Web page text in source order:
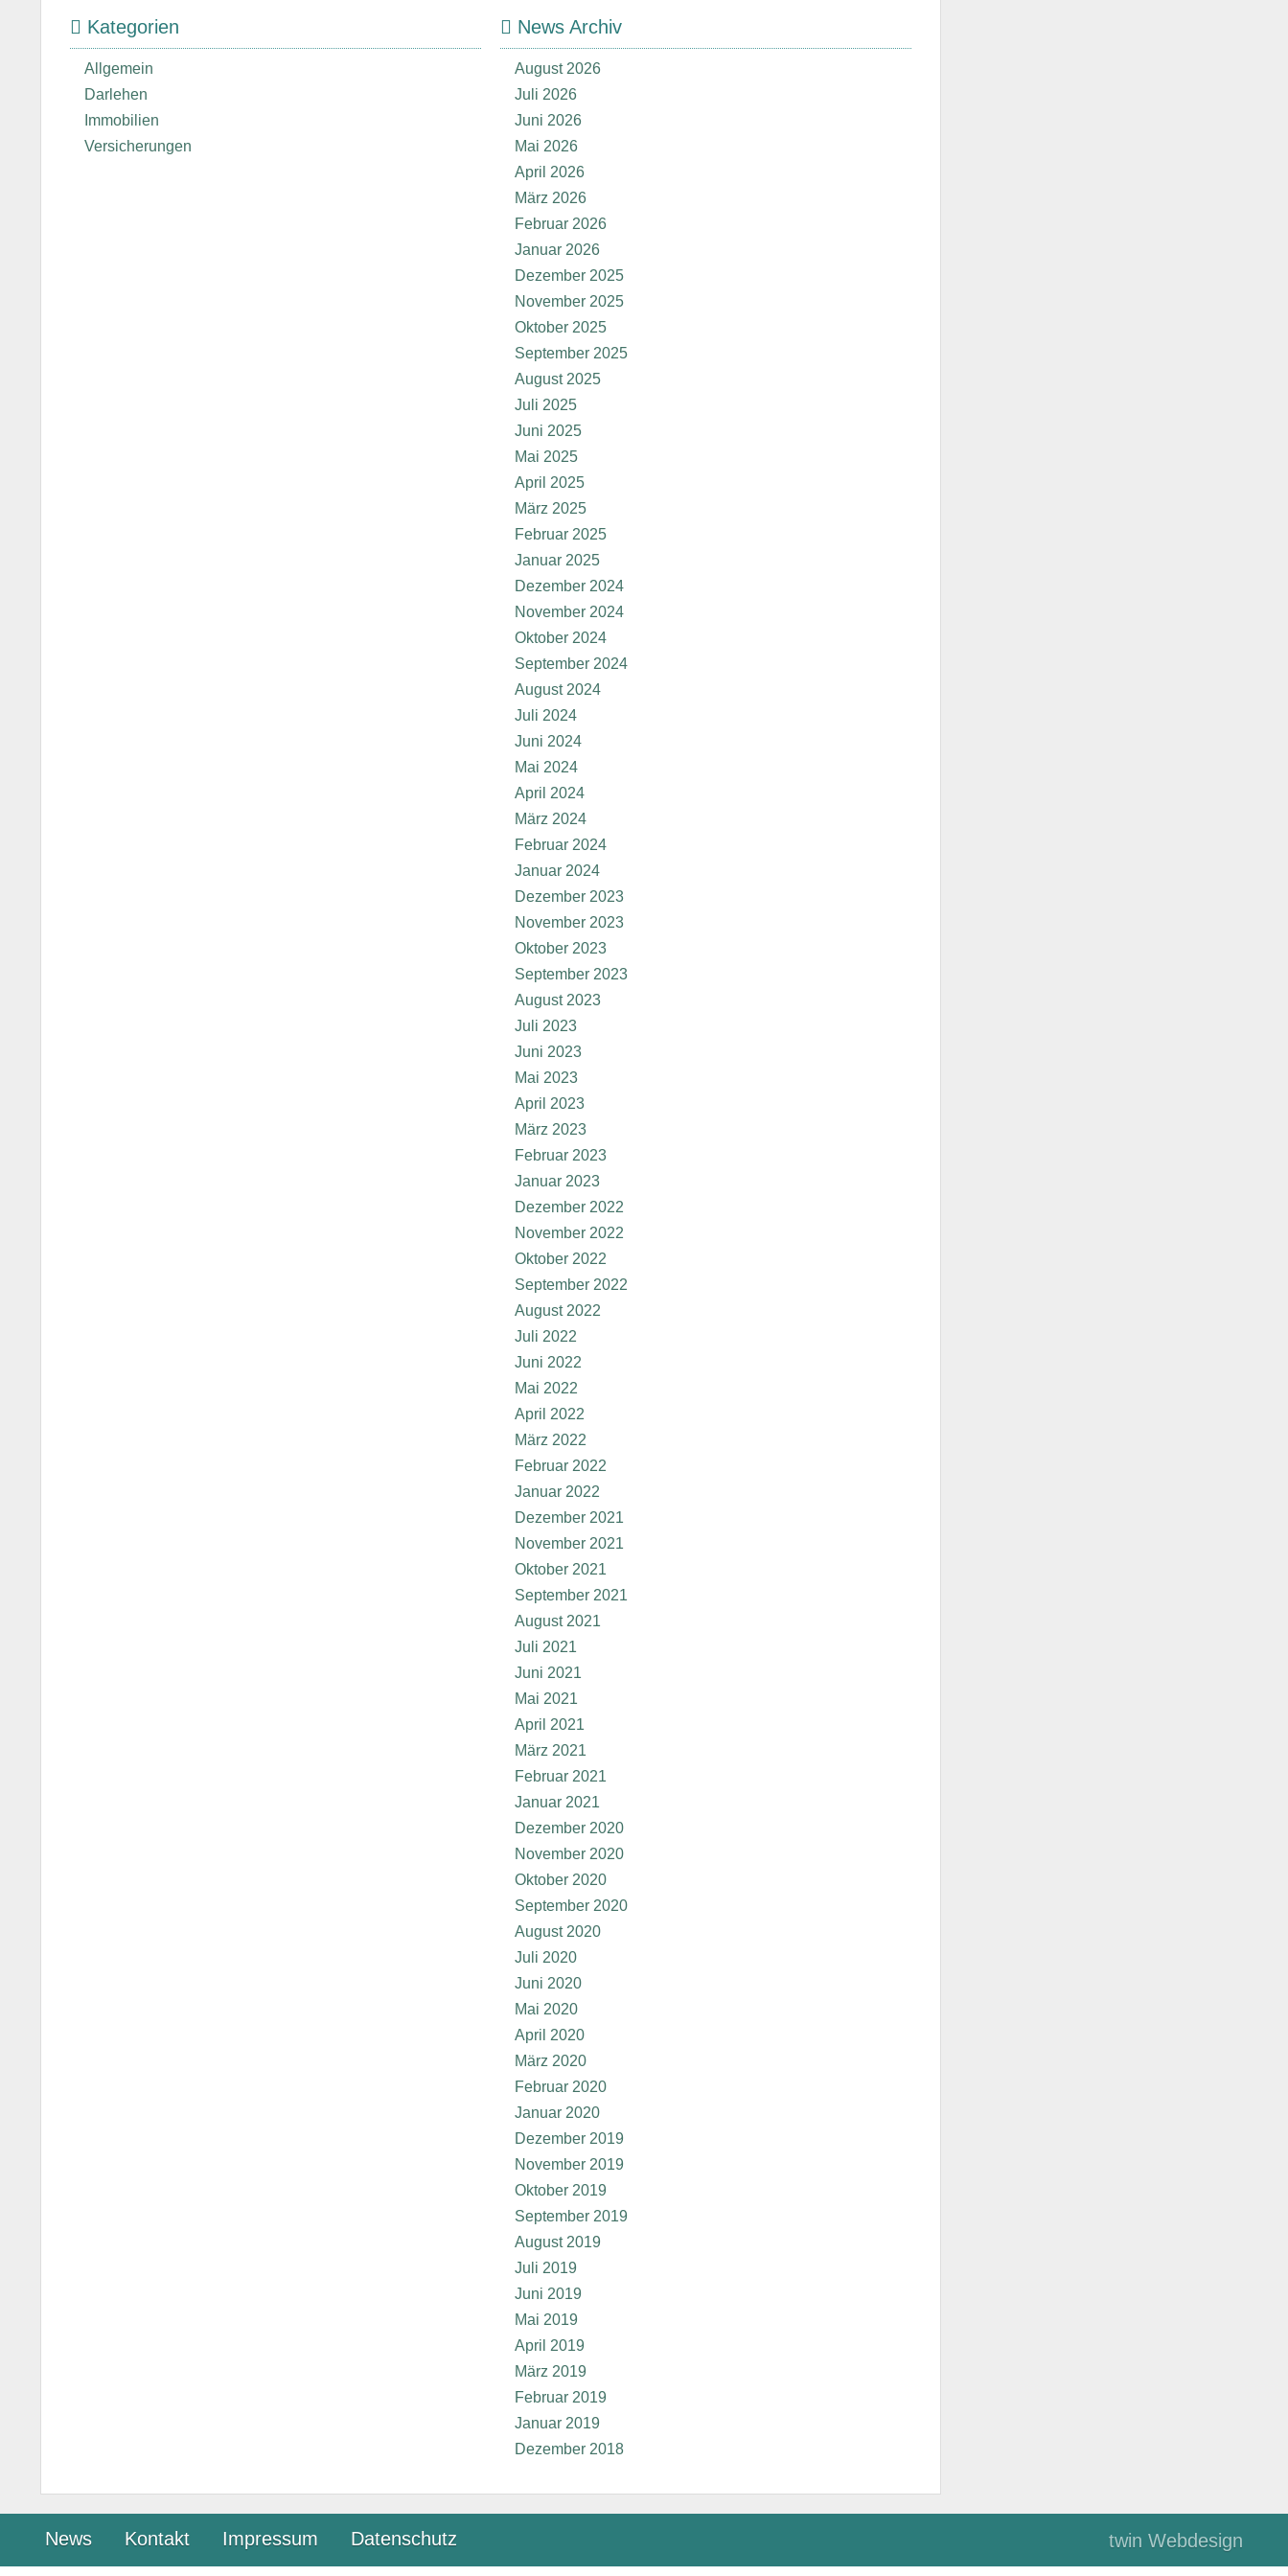
Kategorien
Allgemein
Darlehen
Immobilien
Versicherungen
News Archiv
August 2026
Juli 2026
Juni 2026
Mai 2026
April 2026
März 2026
Februar 2026
Januar 2026
Dezember 2025
November 2025
Oktober 2025
September 2025
August 2025
Juli 2025
Juni 2025
Mai 2025
April 2025
März 2025
Februar 2025
Januar 2025
Dezember 2024
November 2024
Oktober 2024
September 2024
August 2024
Juli 2024
Juni 2024
Mai 2024
April 2024
März 2024
Februar 2024
Januar 2024
Dezember 2023
November 2023
Oktober 2023
September 2023
August 2023
Juli 2023
Juni 2023
Mai 2023
April 2023
März 2023
Februar 2023
Januar 2023
Dezember 2022
November 2022
Oktober 2022
September 2022
August 2022
Juli 2022
Juni 2022
Mai 2022
April 2022
März 2022
Februar 2022
Januar 2022
Dezember 2021
November 2021
Oktober 2021
September 2021
August 2021
Juli 2021
Juni 2021
Mai 2021
April 2021
März 2021
Februar 2021
Januar 2021
Dezember 2020
November 2020
Oktober 2020
September 2020
August 2020
Juli 2020
Juni 2020
Mai 2020
April 2020
März 2020
Februar 2020
Januar 2020
Dezember 2019
November 2019
Oktober 2019
September 2019
August 2019
Juli 2019
Juni 2019
Mai 2019
April 2019
März 2019
Februar 2019
Januar 2019
Dezember 2018
News Kontakt Impressum Datenschutz twin Webdesign